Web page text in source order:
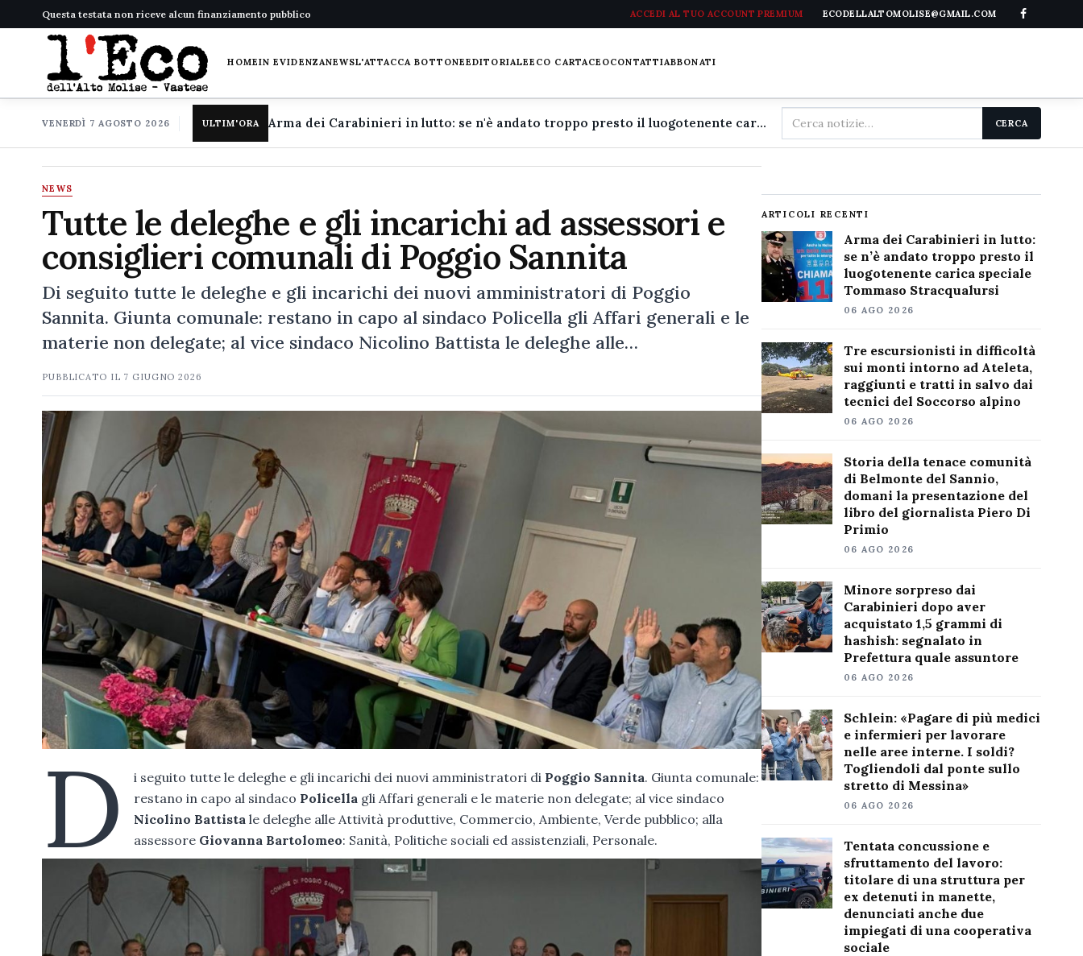
Questa testata non riceve alcun finanziamento pubblico ACCEDI AL TUO ACCOUNT PREMIUM ECODELLALTOMOLISE@GMAIL.COM
HOMEIN EVIDENZANEWSL'ATTACCA BOTTONEEDITORIALEECO CARTACEOCONTATTIABBONATI
VENERDÌ 7 AGOSTO 2026 ULTIM'ORA Arma dei Carabinieri in lutto: se n'è andato troppo presto il luogotenente carica speciale Tommaso Stracqualursi
Cerca
nel
CERCA
NEWS
Tutte le deleghe e gli incarichi ad assessori e
consiglieri comunali di Poggio Sannita
Di seguito tutte le deleghe e gli incarichi dei nuovi amministratori di Poggio
Sannita. Giunta comunale: restano in capo al sindaco Policella gli Affari generali e le
materie non delegate; al vice sindaco Nicolino Battista le deleghe alle…
PUBBLICATO IL 7 GIUGNO 2026
D i seguito tutte le deleghe e gli incarichi dei nuovi amministratori di Poggio Sannita. Giunta comunale:
restano in capo al sindaco Policella gli Affari generali e le materie non delegate; al vice sindaco
Nicolino Battista le deleghe alle Attività produttive, Commercio, Ambiente, Verde pubblico; alla
assessore Giovanna Bartolomeo: Sanità, Politiche sociali ed assistenziali, Personale.
ARTICOLI RECENTI
Arma dei Carabinieri in lutto:
se n’è andato troppo presto il
luogotenente carica speciale
Tommaso Stracqualursi
06 AGO 2026
Tre escursionisti in difficoltà
sui monti intorno ad Ateleta,
raggiunti e tratti in salvo dai
tecnici del Soccorso alpino
06 AGO 2026
Storia della tenace comunità
di Belmonte del Sannio,
domani la presentazione del
libro del giornalista Piero Di
Primio
06 AGO 2026
Minore sorpreso dai
Carabinieri dopo aver
acquistato 1,5 grammi di
hashish: segnalato in
Prefettura quale assuntore
06 AGO 2026
Schlein: «Pagare di più medici
e infermieri per lavorare
nelle aree interne. I soldi?
Togliendoli dal ponte sullo
stretto di Messina»
06 AGO 2026
Tentata concussione e
sfruttamento del lavoro:
titolare di una struttura per
ex detenuti in manette,
denunciati anche due
impiegati di una cooperativa
sociale